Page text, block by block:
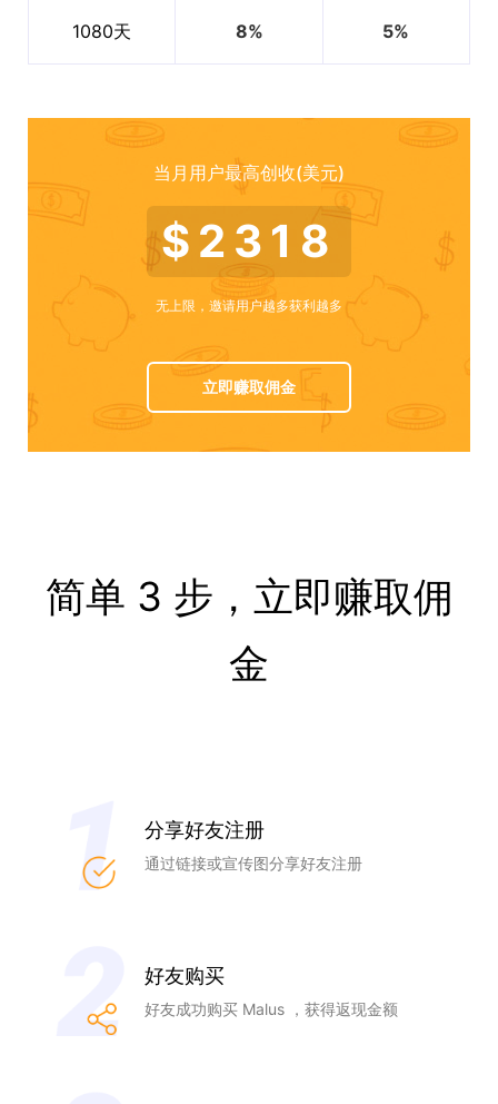
1080天 8% 5%
当月用户最高创收(美元)
$2318
无上限，邀请用户越多获利越多
立即赚取佣金
简单 3 步，立即赚取佣
金
分享好友注册
通过链接或宣传图分享好友注册
好友购买
好友成功购买 Malus ，获得返现金额